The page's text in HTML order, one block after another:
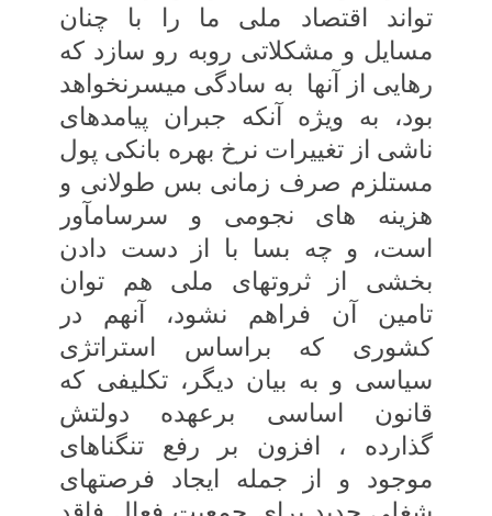
تواند اقتصاد ملی ما را با چنان
مسایل و مشکلاتی روبه‏ رو سازد که
رهایی از آن‏ها به سادگی میسرنخواهد
بود، به‏ ویژه آنکه جبران پیامدهای
ناشی از تغییرات نرخ بهره بانکی پول
مستلزم صرف‏ زمانی بس طولانی و
هزینه‏ های نجومی و سرسام‏آور
است، و چه بسا با از دست دادن‏
بخشی از ثروت‏های ملی هم توان
تامین آن‏ فراهم نشود، آنهم در
کشوری که براساس‏ استراتژی
سیاسی و به بیان دیگر، تکلیفی که‏
قانون اساسی برعهده دولتش
گذارده ، افزون بر رفع تنگناهای
موجود و از جمله ایجاد فرصت‏های‏